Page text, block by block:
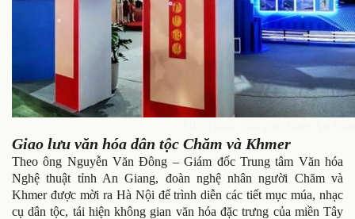
Giao lưu văn hóa dân tộc Chăm và Khmer
Theo ông Nguyễn Văn Đông – Giám đốc Trung tâm Văn hóa
Nghệ thuật tỉnh An Giang, đoàn nghệ nhân người Chăm và
Khmer được mời ra Hà Nội để trình diễn các tiết mục múa, nhạc
cụ dân tộc, tái hiện không gian văn hóa đặc trưng của miền Tây